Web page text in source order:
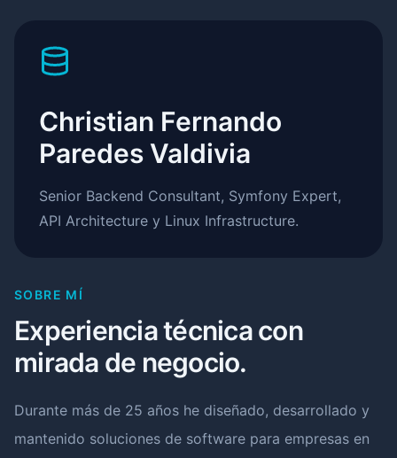
Christian Fernando
Paredes Valdivia
Senior Backend Consultant, Symfony Expert,
API Architecture y Linux Infrastructure.
SOBRE MÍ
Experiencia técnica con
mirada de negocio.
Durante más de 25 años he diseñado, desarrollado y
mantenido soluciones de software para empresas en